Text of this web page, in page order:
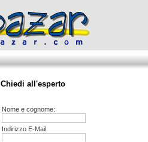
Chiedi all'esperto
Nome e cognome:
Indirizzo E-Mail: